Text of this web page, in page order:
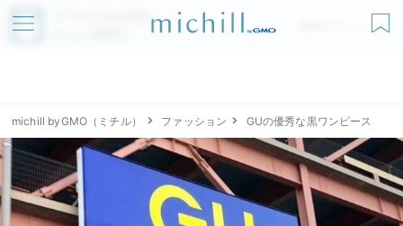
アプリでmichillが
無料ダウンロード
michill byGMO（ミチル） ファッション GUの優秀な黒ワンピース